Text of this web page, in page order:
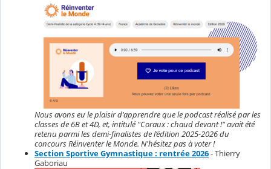
Nous avons eu le plaisir d'apprendre que le podcast réalisé par les
classes de 6B et 4D, et, intitulé "Coraux : chaud devant !" avait été
retenu parmi les demi-finalistes de l’édition 2025-2026 du
concours Réinventer le Monde. N'hésitez pas à voter !
Section Sportive Gymnastique : rentrée 2026- Thierry
Gaboriau